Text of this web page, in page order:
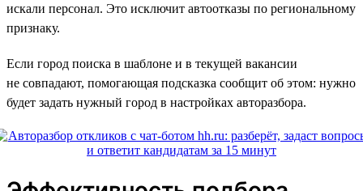
искали персонал. Это исключит автоотказы по региональному
признаку.
Если город поиска в шаблоне и в текущей вакансии
не совпадают, помогающая подсказка сообщит об этом: нужно
будет задать нужный город в настройках авторазбора.